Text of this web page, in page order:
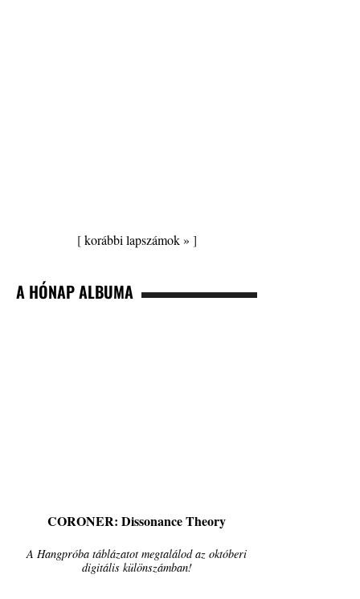
[korábbi lapszámok » ]
A HÓNAP ALBUMA
CORONER: Dissonance Theory
A Hangpróba táblázatot megtalálod az októberi
digitális különszámban!